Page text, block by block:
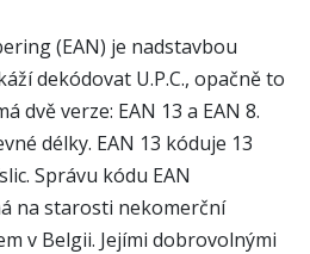
(EAN) je nadstavbou
dekódovat U.P.C., opačně to
dvě verze: EAN 13 a EAN 8.
délky. EAN 13 kóduje 13
Správu kódu EAN
na starosti nekomerční
v Belgii. Jejími dobrovolnými